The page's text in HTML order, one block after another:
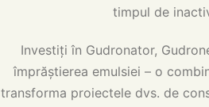
timpul de
Investiți în Gudronator,
împrăștierea emulsiei – o
transforma proiectele dvs. de